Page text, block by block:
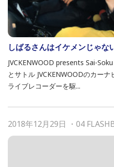
しばるさんはイケメンじゃな
JVCKENWOOD presents Sai-
とサトル JVCKENWOODのカー
ライブレコーダーを駆...
2018年12月29日 ・ 04